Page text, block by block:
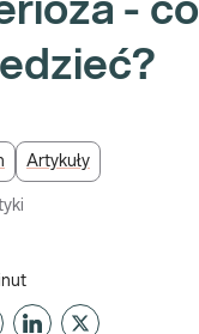
- co
Artykuły